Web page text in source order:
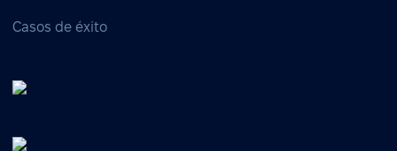
Casos de éxito